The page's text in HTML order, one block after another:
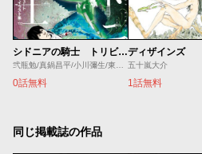
シドニアの騎士 トリビュートマンガ・イラスト集
0話無料
ディザインズ
五十嵐大介
1話無料
同じ掲載誌の作品